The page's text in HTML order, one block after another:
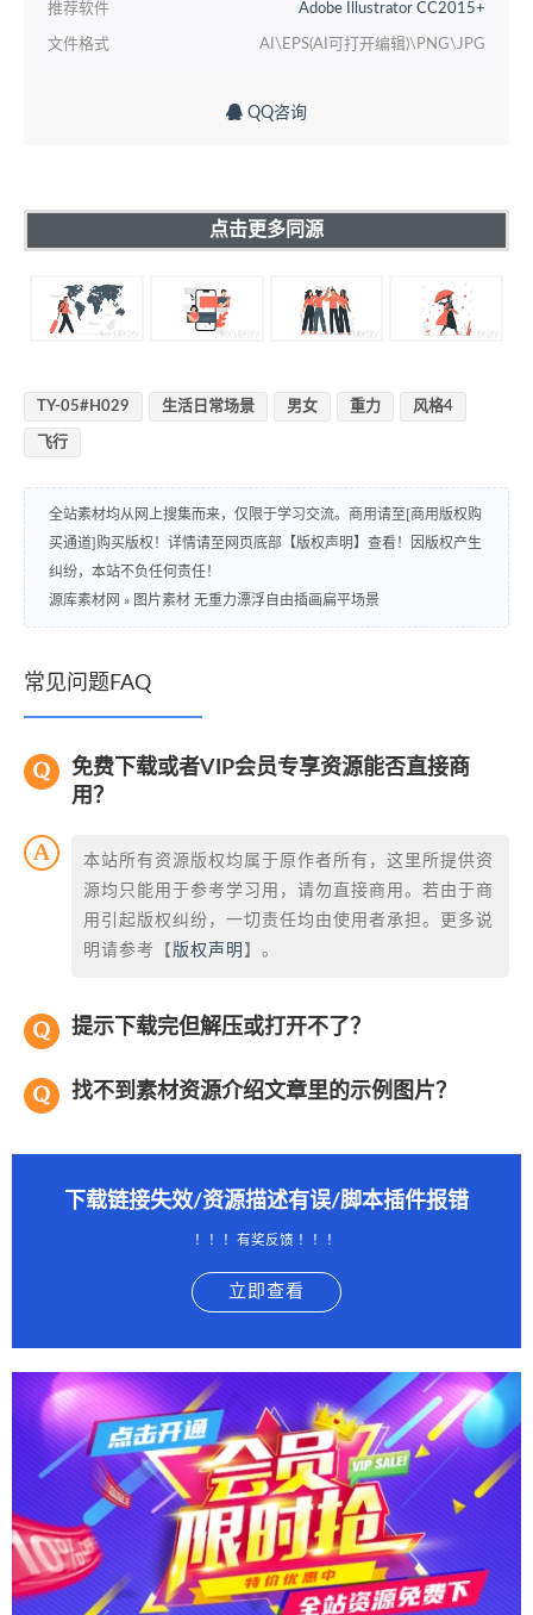
推荐软件 Adobe Illustrator CC2015+
文件格式 AI\EPS(AI可打开编辑)\PNG\JPG
QQ咨询
点击更多同源
TY-05#H029 生活日常场景 男女 重力 风格4
飞行
全站素材均从网上搜集而来，仅限于学习交流。商用请至[商用版权购
买通道]购买版权！详情请至网页底部【版权声明】查看！因版权产生
纠纷，本站不负任何责任！
源库素材网 » 图片素材 无重力漂浮自由插画扁平场景
常见问题FAQ
免费下载或者VIP会员专享资源能否直接商
用？
本站所有资源版权均属于原作者所有，这里所提供资
源均只能用于参考学习用，请勿直接商用。若由于商
用引起版权纠纷，一切责任均由使用者承担。更多说
明请参考【 版权声明 】。
提示下载完但解压或打开不了？
找不到素材资源介绍文章里的示例图片？
下载链接失效/资源描述有误/脚本插件报错
！！！有奖反馈 ！！！
立即查看